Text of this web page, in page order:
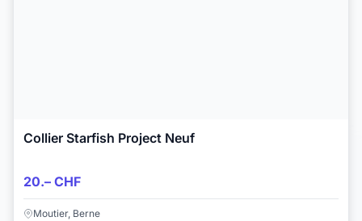
Collier Starfish Project Neuf
20.– CHF
Moutier, Berne